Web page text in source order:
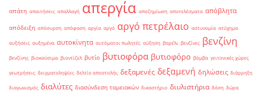
απάτη απαιτήσεις απαλλαγή απεργία αποζημίωση αποτελέσματα απόβλητα
απόδειξη απόσυρση απόφαση αργία αργό αργό πετρέλαιο αστυνομία ατύχημα
αυξήσεις αυξημένα αυτοκίνητα αυτόματοι πωλητές αύξηση βαρέλι βενζίνες βενζίνη
βενζίνης βιοκαύσιμα βιοντίζελ βυτίο βυτιοφόρα βυτιοφόρο βόμβα γειτονικές χώρες
γεωτρήσεις δειγματοληψίες δελτίο αποστολής δεξαμενές δεξαμενή δηλώσεις διάρρηξη
διαγωνισμός διαλύτες διασύνδεση ταμειακών δικαστήριο διυλιστήρια δόση δώρα